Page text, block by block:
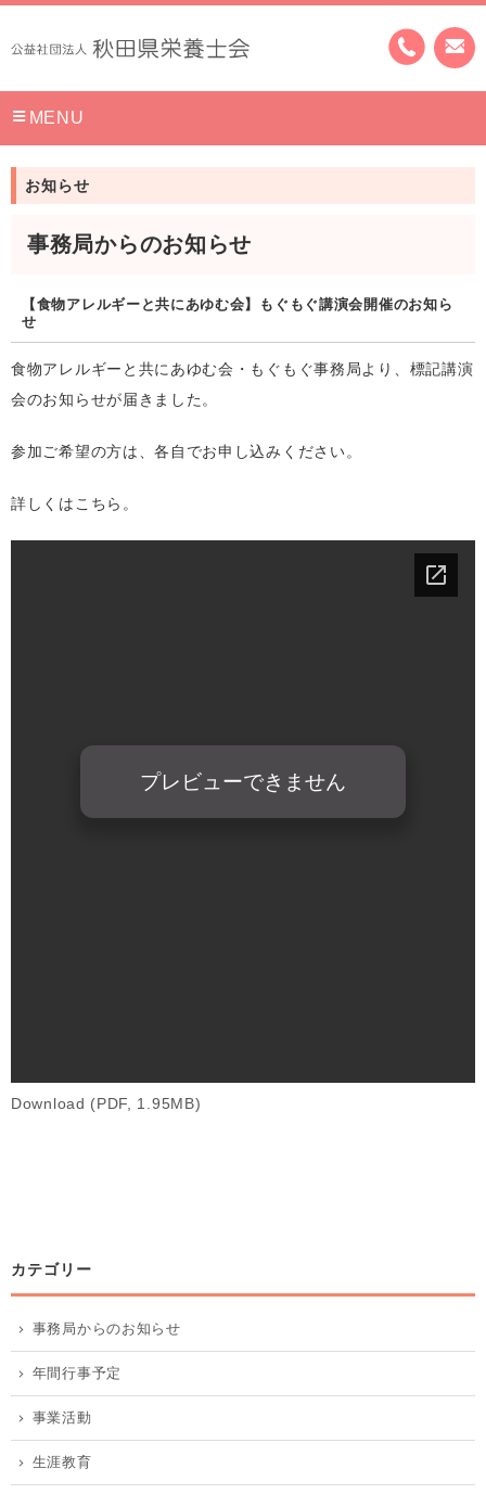
MENU
お知らせ
事務局からのお知らせ
【食物アレルギーと共にあゆむ会】もぐもぐ講演会開催のお知ら
せ
食物アレルギーと共にあゆむ会・もぐもぐ事務局より、標記講演
会のお知らせが届きました。
参加ご希望の方は、各自でお申し込みください。
詳しくはこちら。
Download (PDF, 1.95MB)
カテゴリー
事務局からのお知らせ
年間行事予定
事業活動
生涯教育